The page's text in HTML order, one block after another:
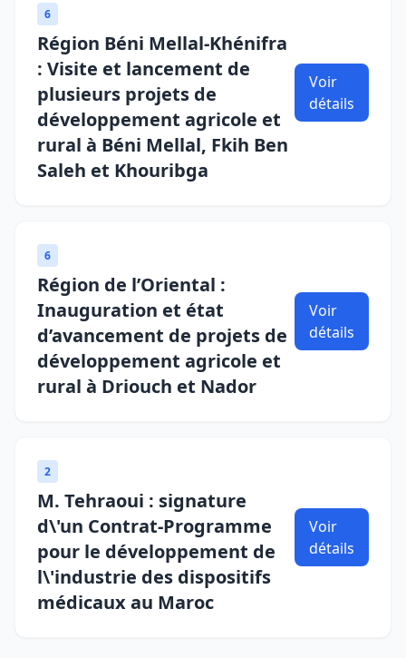
6
Région Béni Mellal-Khénifra
: Visite et lancement de
plusieurs projets de
développement agricole et
rural à Béni Mellal, Fkih Ben
Saleh et Khouribga
Voir
détails
6
Région de l’Oriental :
Inauguration et état
d’avancement de projets de
développement agricole et
rural à Driouch et Nador
Voir
détails
2
M. Tehraoui : signature
d\'un Contrat-Programme
pour le développement de
l\'industrie des dispositifs
médicaux au Maroc
Voir
détails